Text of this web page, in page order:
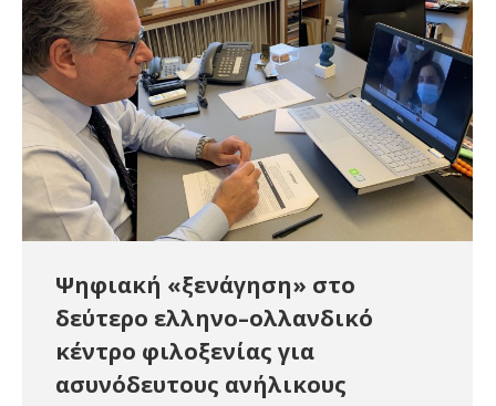
Ψηφιακή «ξενάγηση» στο
δεύτερο ελληνο–ολλανδικό
κέντρο φιλοξενίας για
ασυνόδευτους ανήλικους